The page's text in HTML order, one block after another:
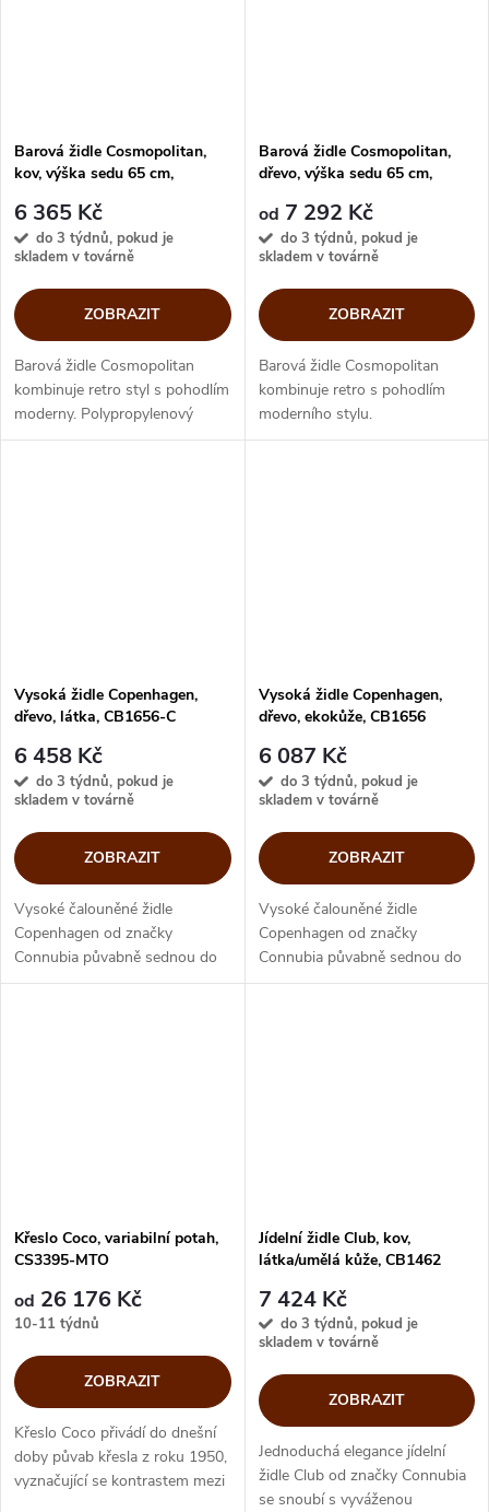
Barová židle Cosmopolitan,
kov, výška sedu 65 cm,
6 365 Kč
do 3 týdnů, pokud je
skladem v továrně
ZOBRAZIT
Barová židle Cosmopolitan
kombinuje retro styl s pohodlím
moderny. Polypropylenový
sedák vynikne s
Barová židle Cosmopolitan,
dřevo, výška sedu 65 cm,
od 7 292 Kč
do 3 týdnů, pokud je
skladem v továrně
ZOBRAZIT
Barová židle Cosmopolitan
kombinuje retro s pohodlím
moderního stylu.
Polypropylenový sedák vynikne
Vysoká židle Copenhagen,
dřevo, látka, CB1656-C
6 458 Kč
do 3 týdnů, pokud je
skladem v továrně
ZOBRAZIT
Vysoké čalouněné židle
Copenhagen od značky
Connubia půvabně sednou do
městského stylu jídelny nebo
Vysoká židle Copenhagen,
dřevo, ekokůže, CB1656
6 087 Kč
do 3 týdnů, pokud je
skladem v továrně
ZOBRAZIT
Vysoké čalouněné židle
Copenhagen od značky
Connubia půvabně sednou do
městského stylu jídelny nebo
Křeslo Coco, variabilní potah,
CS3395-MTO
od 26 176 Kč
10-11 týdnů
ZOBRAZIT
Křeslo Coco přivádí do dnešní
doby půvab křesla z roku 1950,
vyznačující se kontrastem mezi
Jídelní židle Club, kov,
látka/umělá kůže, CB1462
7 424 Kč
do 3 týdnů, pokud je
skladem v továrně
ZOBRAZIT
Jednoduchá elegance jídelní
židle Club od značky Connubia
se snoubí s vyváženou